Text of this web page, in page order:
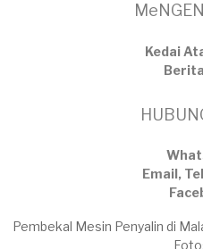
Kedai
Email,
Pembekal Mesin Penyalin di